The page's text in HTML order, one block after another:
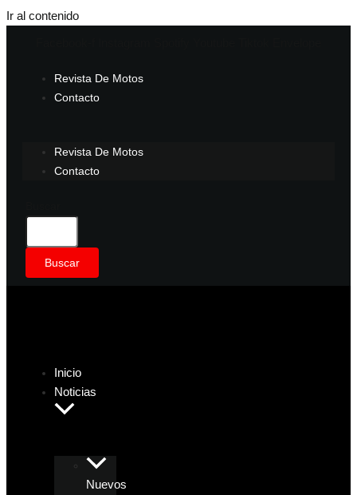
Ir al contenido
Revista De Motos
Contacto
Revista De Motos
Contacto
Buscar
Inicio
Noticias
Nuevos